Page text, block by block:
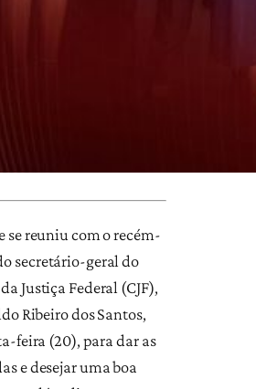
se reuniu com o recém-
secretário-geral do
Justiça Federal (CJF),
Ribeiro dos Santos,
feira (20), para dar as
e desejar uma boa